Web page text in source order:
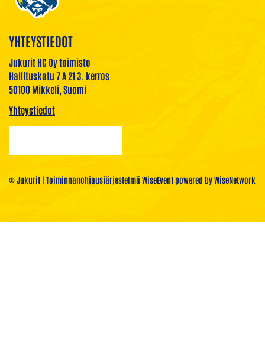
YHTEYSTIEDOT
Jukurit HC Oy toimisto
Hallituskatu 7 A 21 3. kerros
50100 Mikkeli, Suomi
Yhteystiedot
© Jukurit | Toiminnanohjausjärjestelmä WiseEventpowered byWiseNetwork